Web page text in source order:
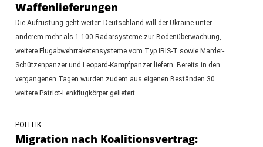
Waffenlieferungen
Die Aufrüstung geht weiter: Deutschland will der Ukraine unter
anderem mehr als 1.100 Radarsysteme zur Bodenüberwachung,
weitere Flugabwehrraketensysteme vom Typ IRIS-T sowie Marder-
Schützenpanzer und Leopard-Kampfpanzer liefern. Bereits in den
vergangenen Tagen wurden zudem aus eigenen Beständen 30
weitere Patriot-Lenkflugkörper geliefert.
POLITIK
Migration nach Koalitionsvertrag: